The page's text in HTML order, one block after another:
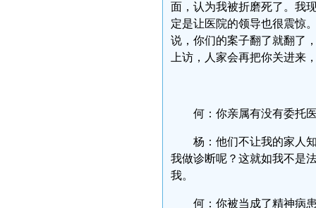
面，认为我被折磨死了。我
定是让医院的领导也很震惊
说，你们的案子翻了就翻了
上访，人家会再把你关进来
何：你亲属有没有委托
杨：他们不让我的家人
我做诊断呢？这就如我不是
我。
何：你被当成了精神病